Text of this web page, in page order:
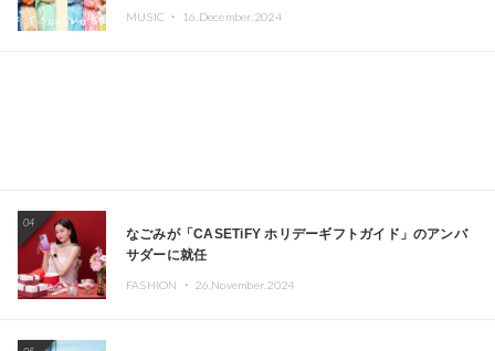
MUSIC ・ 16.December.2024
04
なごみが「CASETiFY ホリデーギフトガイド」のアンバ
サダーに就任
FASHION ・ 26.November.2024